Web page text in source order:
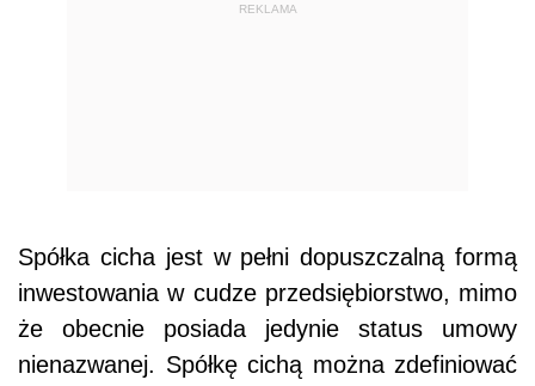
REKLAMA
Spółka cicha jest w pełni dopuszczalną formą
inwestowania w cudze przedsiębiorstwo, mimo
że obecnie posiada jedynie status umowy
nienazwanej. Spółkę cichą można zdefiniować